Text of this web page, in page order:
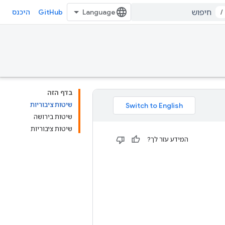
/
GitHub היכנס
בדף הזה
שיטות ציבוריות
שיטות בירושה
שיטות ציבוריות
המידע עזר לך?